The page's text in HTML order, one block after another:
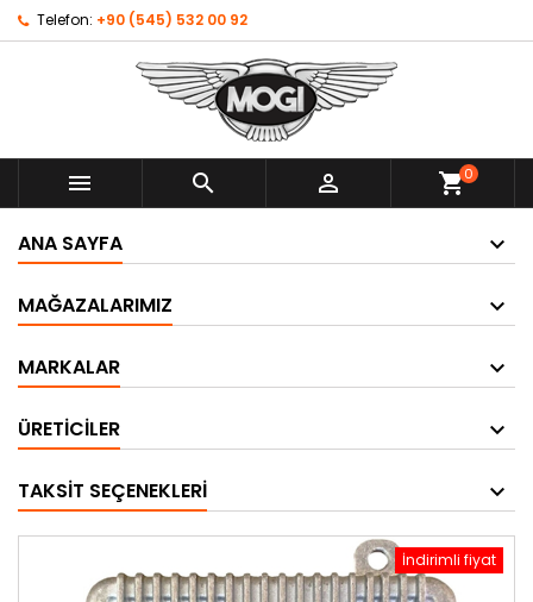
Telefon: +90 (545) 532 00 92
   shopping_cart0
ANA SAYFA
MAĞAZALARIMIZ
MARKALAR
ÜRETICILER
TAKSIT SEÇENEKLERI
İndirimli fiyat